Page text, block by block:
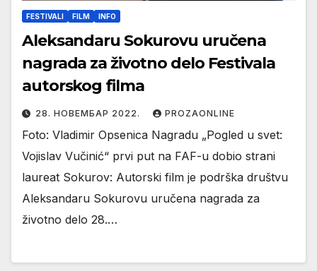
FESTIVALI FILM INFO
Aleksandaru Sokurovu uručena
nagrada za životno delo Festivala
autorskog filma
28. НОВЕМБАР 2022. PROZAONLINE
Foto: Vladimir Opsenica Nagradu „Pogled u svet:
Vojislav Vučinić“ prvi put na FAF-u dobio strani
laureat Sokurov: Autorski film je podrška društvu
Aleksandaru Sokurovu uručena nagrada za
životno delo 28.…